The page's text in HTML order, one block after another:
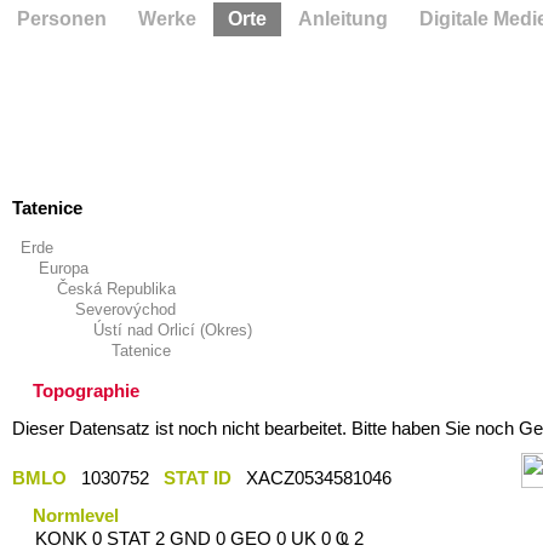
Tatenice
Erde
Europa
Česká Republika
Severovýchod
Ústí nad Orlicí (Okres)
Tatenice
Topographie
Dieser Datensatz ist noch nicht bearbeitet. Bitte haben Sie noch
BMLO 1030752 STAT ID
XACZ0534581046
Normlevel
KONK 0 STAT 2 GND 0 GEO 0 UK 0 Ҩ 2
Personen Werke Orte Anleitung Digitale